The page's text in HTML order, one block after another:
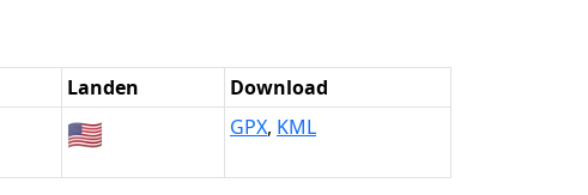
Landen
Download
🇺🇸 GPX, KML